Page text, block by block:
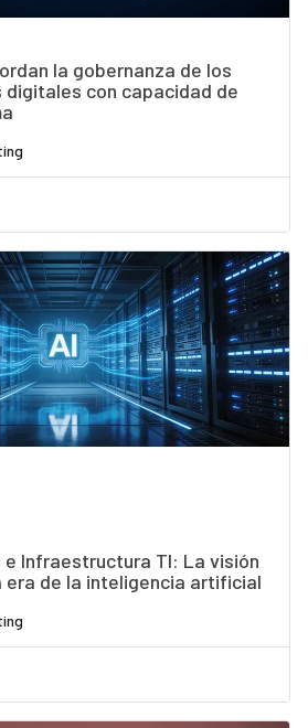
la gobernanza de los
con capacidad de
Infraestructura TI: La visión
era de la inteligencia artificial